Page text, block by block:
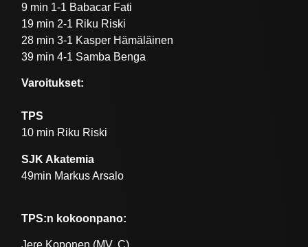
9 min 1-1 Babacar Fati
19 min 2-1 Riku Riski
28 min 3-1 Kasper Hämäläinen
39 min 4-1 Samba Benga
Varoitukset:
TPS
10 min Riku Riski
SJK Akatemia
49min Markus Arsalo
TPS:n kokoonpano: